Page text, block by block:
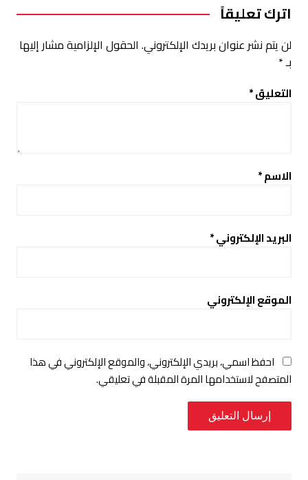
اترك تعليقاً
لن يتم نشر عنوان بريدك الإلكتروني. الحقول الإلزامية مشار إليها
بـ*
التعليق*
الاسم*
البريد الإلكتروني*
الموقع الإلكتروني
احفظ اسمي، بريدي الإلكتروني، والموقع الإلكتروني في هذا
المتصفح لاستخدامها المرة المقبلة في تعليقي.